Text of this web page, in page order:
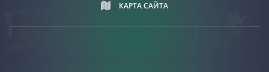
КАРТА САЙТА